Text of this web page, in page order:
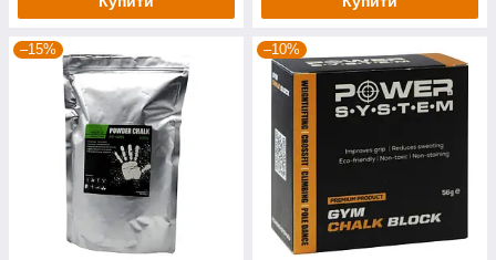
–15% –10%